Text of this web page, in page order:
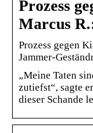
Prozess
Marcus
Prozess gegen
Jammer-
„Meine Taten
zutiefst“, sagte
dieser Schande